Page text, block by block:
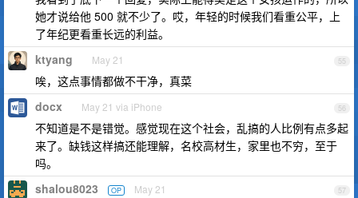
她才说给他 500 就不少了。哎，年轻的时候我们看重公平，上
了年纪更看重长远的利益。
55
ktyang May 21
唉，这点事情都做不干净，真菜
56
docx May 21 via iPhone
不知道是不是错觉。感觉现在这个社会，乱搞的人比例有点多起
来了。缺钱这样搞还能理解，名校高材生，家里也不穷，至于
吗。
57
shalou8023 OP May 21